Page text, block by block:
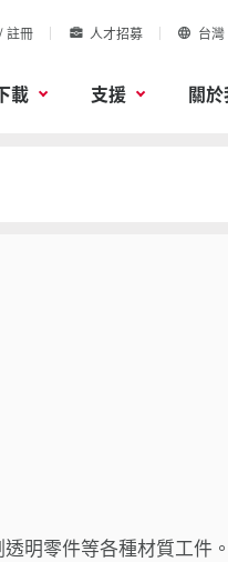
註冊 人才招募 台灣
載 支援 關
明零件等各種材質工件